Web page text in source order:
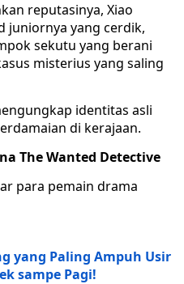
reputasinya, Xiao
juniornya yang cerdik,
sekutu yang berani
misterius yang saling
identitas asli
di kerajaan.
The Wanted Detective
para pemain drama
yang Paling Ampuh Usir
sampe Pagi!